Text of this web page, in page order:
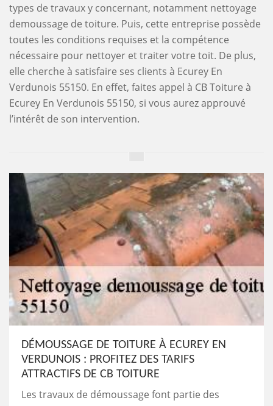
types de travaux y concernant, notamment nettoyage
demoussage de toiture. Puis, cette entreprise possède
toutes les conditions requises et la compétence
nécessaire pour nettoyer et traiter votre toit. De plus,
elle cherche à satisfaire ses clients à Ecurey En
Verdunois 55150. En effet, faites appel à CB Toiture à
Ecurey En Verdunois 55150, si vous aurez approuvé
l’intérêt de son intervention.
DÉMOUSSAGE DE TOITURE À ECUREY EN
VERDUNOIS : PROFITEZ DES TARIFS
ATTRACTIFS DE CB TOITURE
Les travaux de démoussage font partie des